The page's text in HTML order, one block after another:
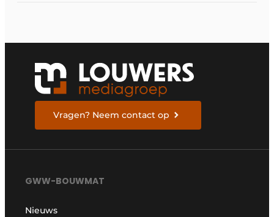
Vragen? Neem contact op
GWW-BOUWMAT
Nieuws